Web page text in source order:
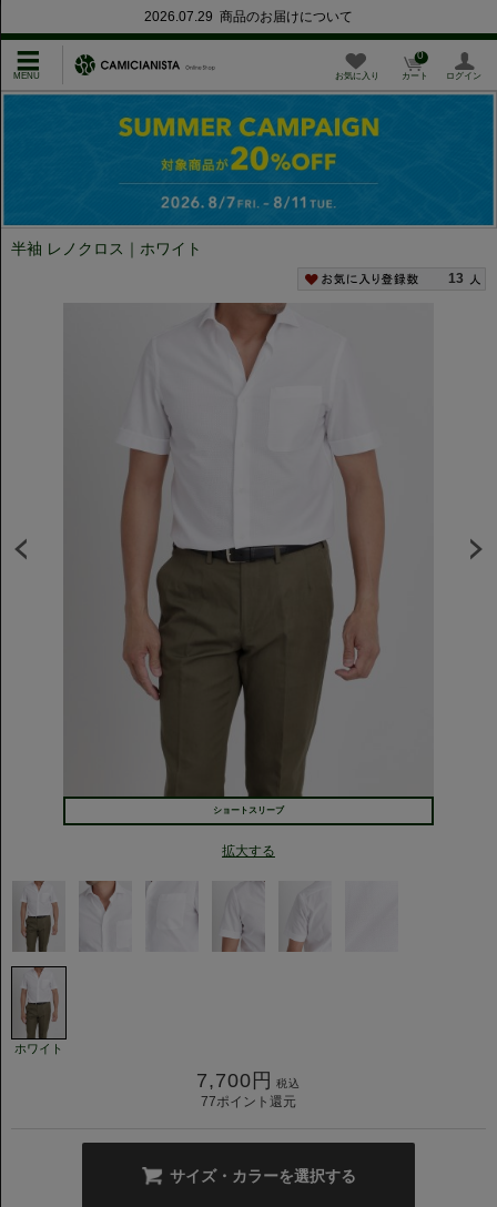
2026.07.29 商品のお届けについて
お気に入り カート
0
ログイン
半袖 レノクロス｜ホワイト
13
ショートスリーブ
拡大する
ホワイト
7,700 円 税込
77ポイント還元
サイズ・カラーを選択する